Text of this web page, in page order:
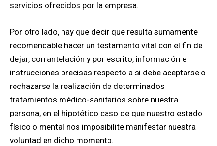
servicios ofrecidos por la empresa.
Por otro lado, hay que decir que resulta sumamente
recomendable hacer un testamento vital con el fin de
dejar, con antelación y por escrito, información e
instrucciones precisas respecto a si debe aceptarse o
rechazarse la realización de determinados
tratamientos médico-sanitarios sobre nuestra
persona, en el hipotético caso de que nuestro estado
físico o mental nos imposibilite manifestar nuestra
voluntad en dicho momento.